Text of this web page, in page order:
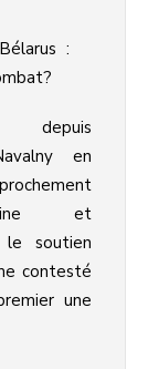
depuis
en
et
le soutien
contesté
une